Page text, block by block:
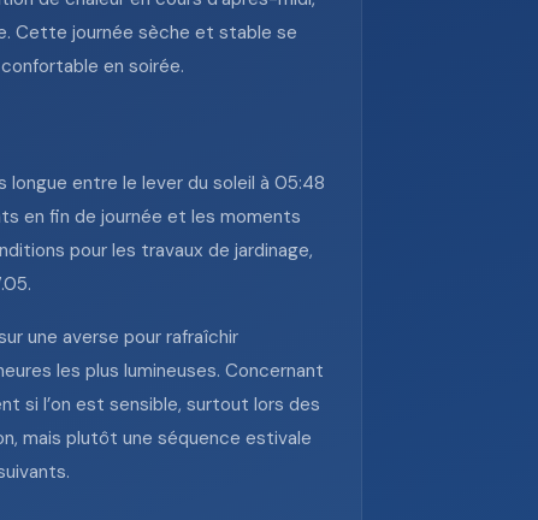
Cette journée sèche et stable se
en soirée.
longue entre le lever du soleil à 05:48
en fin de journée et les moments
pour les travaux de jardinage,
une averse pour rafraîchir
les plus lumineuses. Concernant
si l’on est sensible, surtout lors des
mais plutôt une séquence estivale